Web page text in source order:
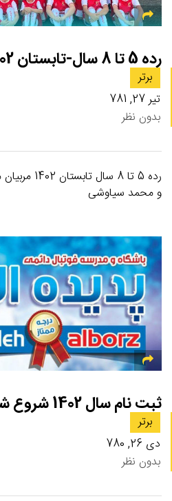
رده 5 تا 8 سال-تابستان 1402
برتر
تیر 27, 781
بدون نظر
رده 5 تا 8
و محمد
ثبت نام سال 1402 شروع شد
برتر
دی 26, 780
بدون نظر